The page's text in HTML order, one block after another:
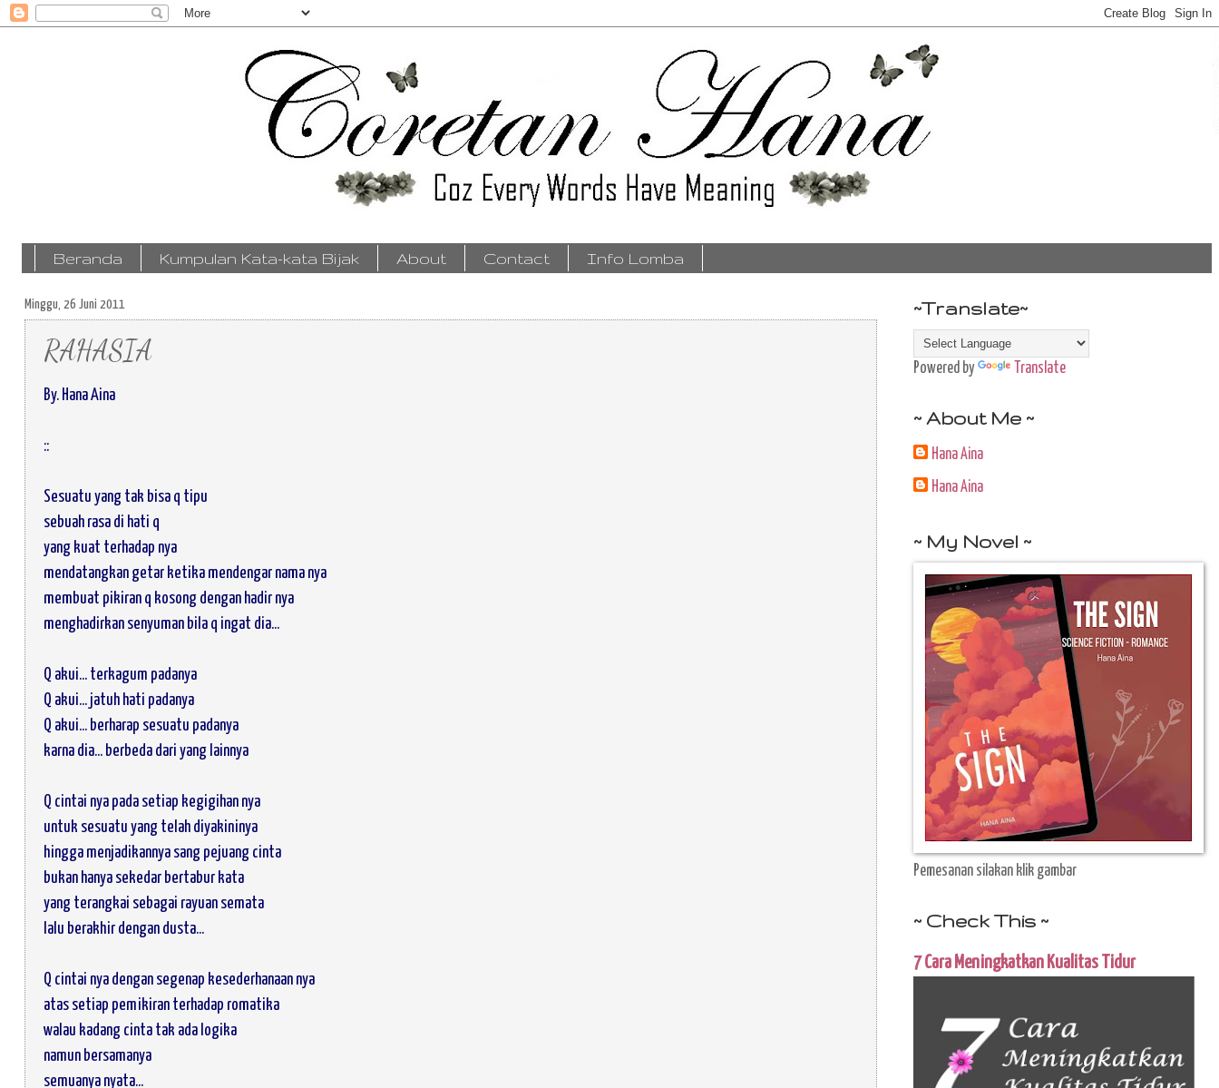
Beranda Kumpulan Kata-kata Bijak About Contact Info Lomba
Minggu, 26 Juni 2011
RAHASIA
By. Hana Aina
::
Sesuatu yang tak bisa q tipu
sebuah rasa di hati q
yang kuat terhadap nya
mendatangkan getar ketika mendengar nama nya
membuat pikiran q kosong dengan hadir nya
menghadirkan senyuman bila q ingat dia...
Q akui... terkagum padanya
Q akui... jatuh hati padanya
Q akui... berharap sesuatu padanya
karna dia... berbeda dari yang lainnya
Q cintai nya pada setiap kegigihan nya
untuk sesuatu yang telah diyakininya
hingga menjadikannya sang pejuang cinta
bukan hanya sekedar bertabur kata
yang terangkai sebagai rayuan semata
lalu berakhir dengan dusta...
Q cintai nya dengan segenap kesederhanaan nya
atas setiap pemikiran terhadap romatika
walau kadang cinta tak ada logika
namun bersamanya
semuanya nyata...
~Translate~
Powered by Translate
~ About Me ~
Hana Aina
Hana Aina
~ My Novel ~
Pemesanan silakan klik gambar
~ Check This ~
7 Cara Meningkatkan Kualitas Tidur